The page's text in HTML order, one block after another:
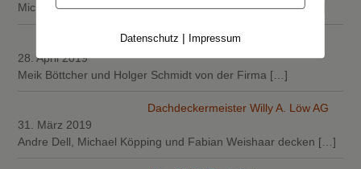
Michael Köpping, Andreas Dell und Louis Schäfer haben
Firma Walter Lewalter
28. April 2019
Meik Böttcher und Holger Schmidt von der Firma […]
Dachdeckermeister Willy A. Löw AG
31. März 2019
Andre Dell, Michael Köpping und Fabian Weishaar decken […]
Datenschutz | Impressum